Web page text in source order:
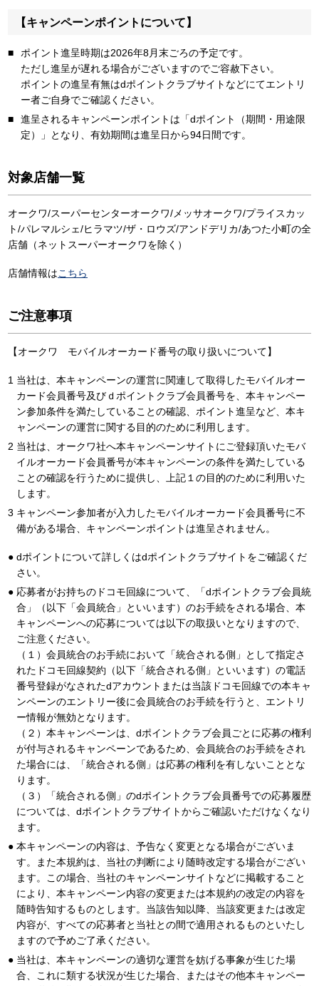
【キャンペーンポイントについて】
ポイント進呈時期は2026年8月末ごろの予定です。
ただし進呈が遅れる場合がございますのでご容赦下さい。
ポイントの進呈有無はdポイントクラブサイトなどにてエントリ
ー者ご自身でご確認ください。
進呈されるキャンペーンポイントは「dポイント（期間・用途限
定）」となり、有効期間は進呈日から94日間です。
対象店舗一覧
オークワ/スーパーセンターオークワ/メッサオークワ/プライスカッ
ト/パレマルシェ/ヒラマツ/ザ・ロウズ/アンドデリカ/あつた小町の全
店舗（ネットスーパーオークワを除く）
店舗情報はこちら
ご注意事項
【オークワ モバイルオーカード番号の取り扱いについて】
当社は、本キャンペーンの運営に関連して取得したモバイルオー
カード会員番号及びｄポイントクラブ会員番号を、本キャンペー
ン参加条件を満たしていることの確認、ポイント進呈など、本キ
ャンペーンの運営に関する目的のために利用します。
当社は、オークワ社へ本キャンペーンサイトにご登録頂いたモバ
イルオーカード会員番号が本キャンペーンの条件を満たしている
ことの確認を行うために提供し、上記１の目的のために利用いた
します。
キャンペーン参加者が入力したモバイルオーカード会員番号に不
備がある場合、キャンペーンポイントは進呈されません。
dポイントについて詳しくはdポイントクラブサイトをご確認くだ
さい。
応募者がお持ちのドコモ回線について、「dポイントクラブ会員統
合」（以下「会員統合」といいます）のお手続をされる場合、本
キャンペーンへの応募については以下の取扱いとなりますので、
ご注意ください。
（１）会員統合のお手続において「統合される側」として指定さ
れたドコモ回線契約（以下「統合される側」といいます）の電話
番号登録がなされたdアカウントまたは当該ドコモ回線での本キャ
ンペーンのエントリー後に会員統合のお手続を行うと、エントリ
ー情報が無効となります。
（２）本キャンペーンは、dポイントクラブ会員ごとに応募の権利
が付与されるキャンペーンであるため、会員統合のお手続をされ
た場合には、「統合される側」は応募の権利を有しないこととな
ります。
（３）「統合される側」のdポイントクラブ会員番号での応募履歴
については、dポイントクラブサイトからご確認いただけなくなり
ます。
本キャンペーンの内容は、予告なく変更となる場合がございま
す。また本規約は、当社の判断により随時改定する場合がござい
ます。この場合、当社のキャンペーンサイトなどに掲載すること
により、本キャンペーン内容の変更または本規約の改定の内容を
随時告知するものとします。当該告知以降、当該変更または改定
内容が、すべての応募者と当社との間で適用されるものといたし
ますので予めご了承ください。
当社は、本キャンペーンの適切な運営を妨げる事象が生じた場
合、これに類する状況が生じた場合、またはその他本キャンペー